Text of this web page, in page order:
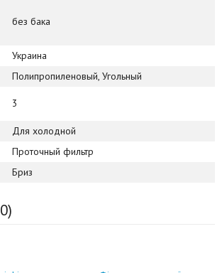
без бака
Украина
Полипропиленовый, Угольный
3
Для холодной
Проточный фильтр
Бриз
0)